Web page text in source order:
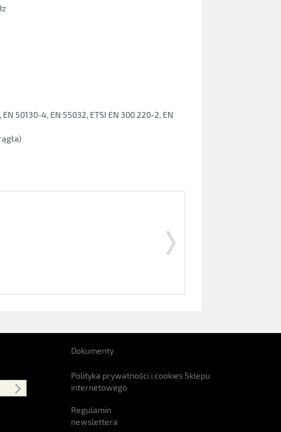
50130-4, EN 55032, ETSI EN 300 220-2, EN
Dokumenty
Polityka prywatności i cookies Sklepu
internetowego
Regulamin
newslettera